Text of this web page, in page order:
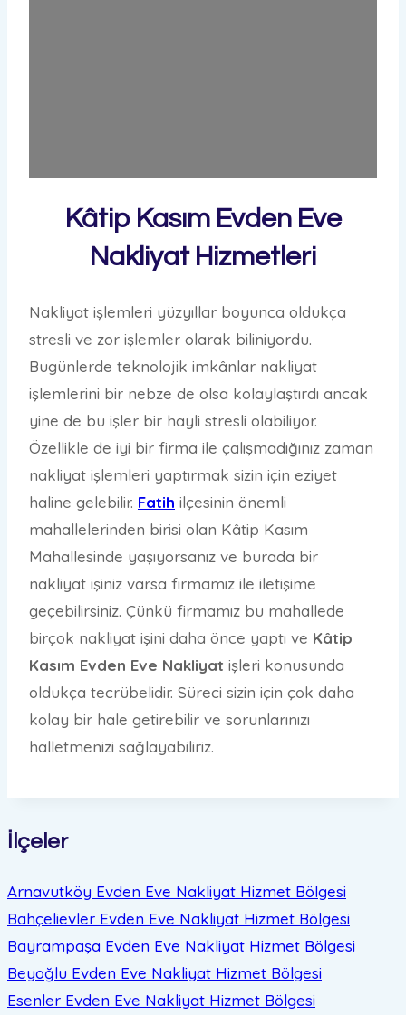
Kâtip Kasım Evden Eve
Nakliyat Hizmetleri
Nakliyat işlemleri yüzyıllar boyunca oldukça
stresli ve zor işlemler olarak biliniyordu.
Bugünlerde teknolojik imkânlar nakliyat
işlemlerini bir nebze de olsa kolaylaştırdı ancak
yine de bu işler bir hayli stresli olabiliyor.
Özellikle de iyi bir firma ile çalışmadığınız zaman
nakliyat işlemleri yaptırmak sizin için eziyet
haline gelebilir. Fatih ilçesinin önemli
mahallelerinden birisi olan Kâtip Kasım
Mahallesinde yaşıyorsanız ve burada bir
nakliyat işiniz varsa firmamız ile iletişime
geçebilirsiniz. Çünkü firmamız bu mahallede
birçok nakliyat işini daha önce yaptı ve Kâtip
Kasım Evden Eve Nakliyat işleri konusunda
oldukça tecrübelidir. Süreci sizin için çok daha
kolay bir hale getirebilir ve sorunlarınızı
halletmenizi sağlayabiliriz.
İlçeler
Arnavutköy Evden Eve Nakliyat Hizmet Bölgesi
Bahçelievler Evden Eve Nakliyat Hizmet Bölgesi
Bayrampaşa Evden Eve Nakliyat Hizmet Bölgesi
Beyoğlu Evden Eve Nakliyat Hizmet Bölgesi
Esenler Evden Eve Nakliyat Hizmet Bölgesi